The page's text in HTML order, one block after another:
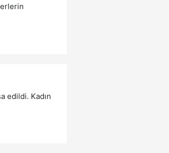
edildi. Kadın